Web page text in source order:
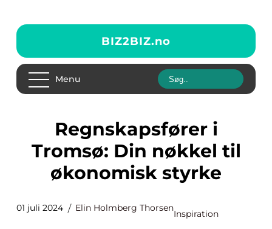
BIZ2BIZ.no
Menu
Regnskapsfører i
Tromsø: Din nøkkel til
økonomisk styrke
01 juli 2024 Elin Holmberg Thorsen
Inspiration